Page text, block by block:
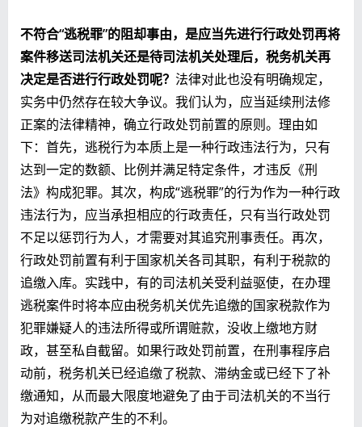
不符合“逃税罪”的阻却事由，是应当先进行行政处罚再将
案件移送司法机关还是待司法机关处理后，税务机关再
决定是否进行行政处罚呢？ 法律对此也没有明确规定，
实务中仍然存在较大争议。我们认为，应当延续刑法修
正案的法律精神，确立行政处罚前置的原则。理由如
下：首先，逃税行为本质上是一种行政违法行为，只有
达到一定的数额、比例并满足特定条件，才违反《刑
法》构成犯罪。其次，构成“逃税罪”的行为作为一种行政
违法行为，应当承担相应的行政责任，只有当行政处罚
不足以惩罚行为人，才需要对其追究刑事责任。再次，
行政处罚前置有利于国家机关各司其职，有利于税款的
追缴入库。实践中，有的司法机关受利益驱使，在办理
逃税案件时将本应由税务机关优先追缴的国家税款作为
犯罪嫌疑人的违法所得或所谓赃款，没收上缴地方财
政，甚至私自截留。如果行政处罚前置，在刑事程序启
动前，税务机关已经追缴了税款、滞纳金或已经下了补
缴通知，从而最大限度地避免了由于司法机关的不当行
为对追缴税款产生的不利。